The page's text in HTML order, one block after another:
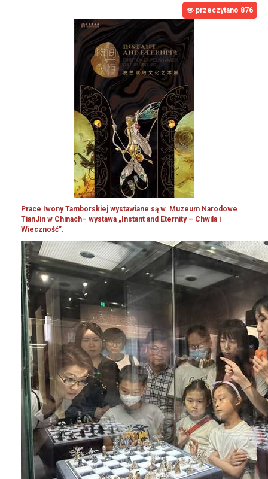
przeczytano 876
Prace Iwony Tamborskiej wystawiane są w Muzeum Narodowe
TianJin w Chinach– wystawa „Instant and Eternity – Chwila i
Wieczność”.